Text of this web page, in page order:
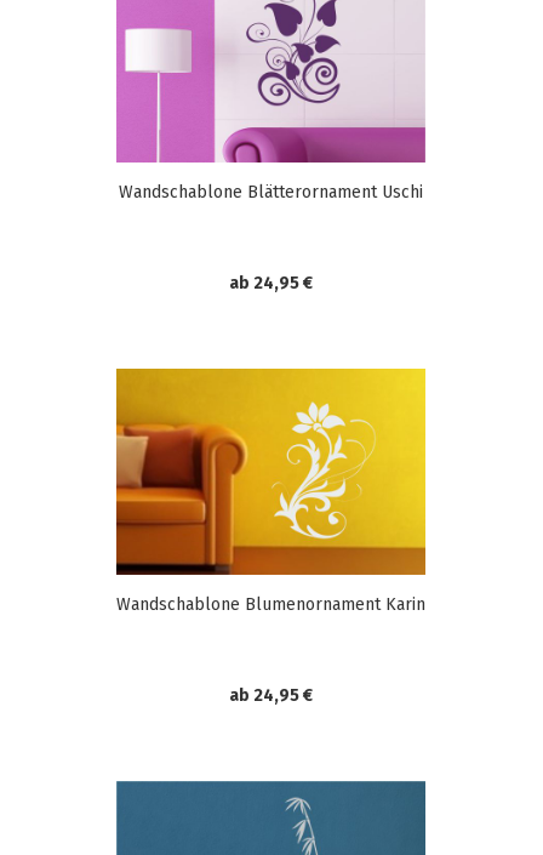
Wandschablone Blätterornament Uschi
ab 24,95 €
Wandschablone Blumenornament Karin
ab 24,95 €